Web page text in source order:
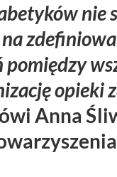
nie
pomiędzy
opieki
Anna